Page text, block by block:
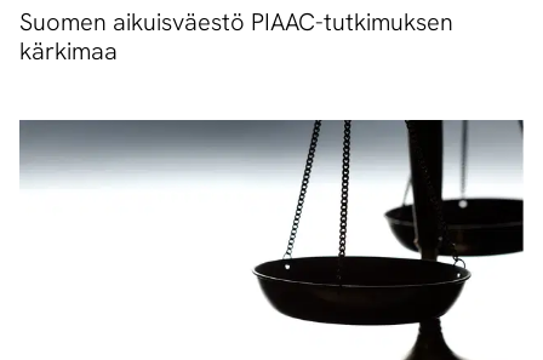
Suomen aikuisväestö PIAAC-tutkimuksen
kärkimaa